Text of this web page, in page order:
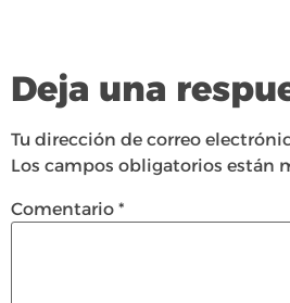
Deja una
Tu dirección de correo
Los campos obligatorios están
Comentario *